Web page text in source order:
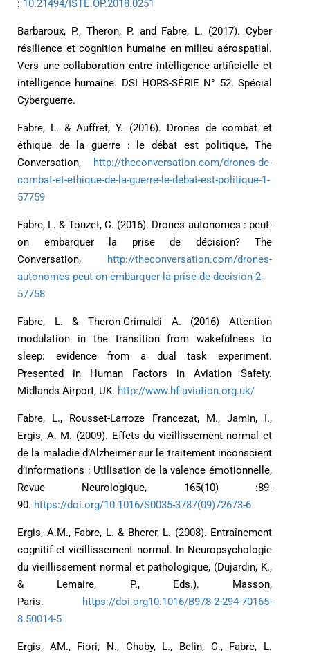
: 10.21494/ISTE.OP.2018.0251
Barbaroux, P., Theron, P. and Fabre, L. (2017). Cyber
résilience et cognition humaine en milieu aérospatial.
Vers une collaboration entre intelligence artificielle et
intelligence humaine. DSI HORS-SÉRIE N° 52. Spécial
Cyberguerre.
Fabre, L. & Auffret, Y. (2016). Drones de combat et
éthique de la guerre : le débat est politique, The
Conversation,
http://theconversation.com/drones-de-
combat-et-ethique-de-la-guerre-le-debat-est-politique-1-
57759
Fabre, L. & Touzet, C. (2016). Drones autonomes : peut-
on embarquer la prise de décision? The
Conversation,
http://theconversation.com/drones-
autonomes-peut-on-embarquer-la-prise-de-decision-2-
57758
Fabre, L. & Theron-Grimaldi A. (2016) Attention
modulation in the transition from wakefulness to
sleep: evidence from a dual task experiment.
Presented in Human Factors in Aviation Safety.
Midlands Airport, UK. http://www.hf-aviation.org.uk/
Fabre, L., Rousset-Larroze Francezat, M., Jamin, I.,
Ergis, A. M. (2009). Effets du vieillissement normal et
de la maladie d’Alzheimer sur le traitement inconscient
d’informations : Utilisation de la valence émotionnelle,
Revue Neurologique, 165(10) :89-
90. https://doi.org/10.1016/S0035-3787(09)72673-6
Ergis, A.M., Fabre, L. & Bherer, L. (2008). Entraînement
cognitif et vieillissement normal. In Neuropsychologie
du vieillissement normal et pathologique, (Dujardin, K.,
& Lemaire, P., Eds.). Masson,
Paris.
https://doi.org10.1016/B978-2-294-70165-
8.50014-5
Ergis, AM., Fiori, N., Chaby, L., Belin, C., Fabre, L.